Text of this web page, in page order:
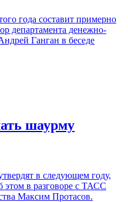
года составит примерно
департамента денежно-
Ганган в беседе
шаурму
в следующем году,
этом в разговоре с ТАСС
Максим Протасов.